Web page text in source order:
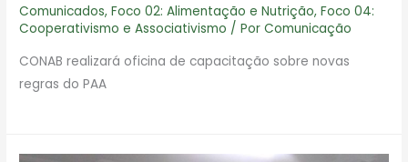
Comunicados,Foco 02: Alimentação e Nutrição,Foco 04:
Cooperativismo e Associativismo / PorComunicação
CONAB realizará oficina de capacitação sobre novas
regras do PAA